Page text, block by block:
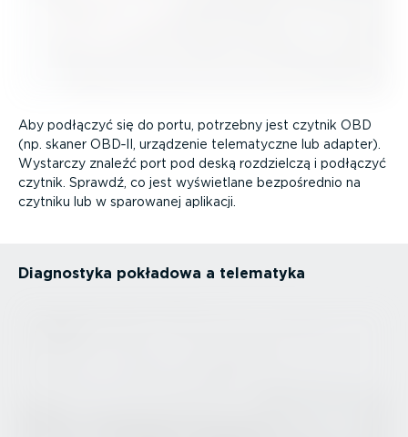
Aby podłączyć się do portu, potrzebny jest czytnik OBD
(np. skaner OBD‑II, urządzenie telema­tyczne lub adapter).
Wystarczy znaleźć port pod deską rozdzielczą i podłączyć
czytnik. Sprawdź, co jest wyświetlane bezpo­średnio na
czytniku lub w sparowanej aplikacji.
Diagnostyka pokładowa a telematyka